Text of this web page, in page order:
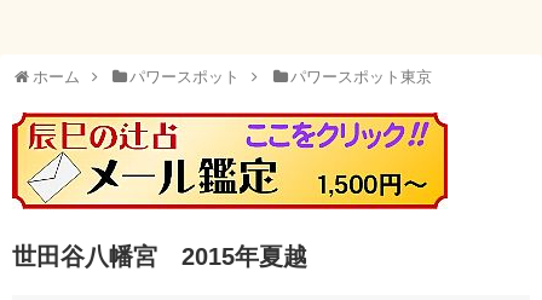
ホーム パワースポット パワースポット東京
世田谷八幡宮 2015年夏越